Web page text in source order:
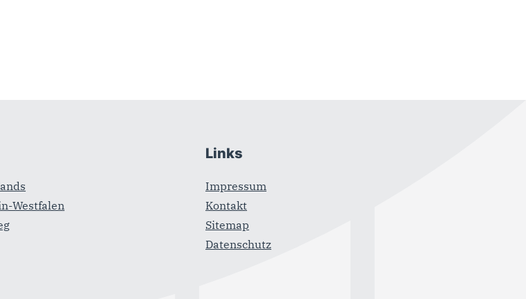
Westfalen
Links
Impressum
Kontakt
Sitemap
Datenschutz